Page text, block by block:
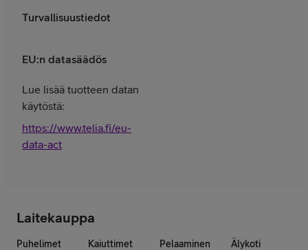
Turvallisuustiedot
EU:n datasäädös
Lue lisää tuotteen datan
käytöstä:
https://www.telia.fi/eu-
data-act
Laitekauppa
Puhelimet Kaiuttimet Pelaaminen Älykoti